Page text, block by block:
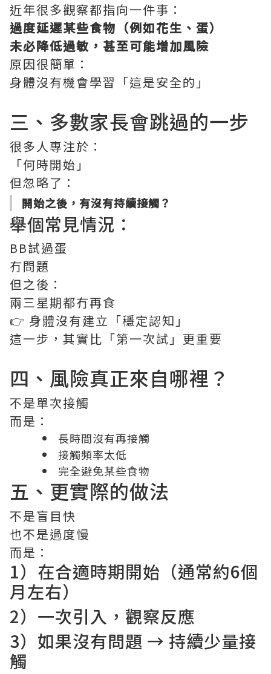
近年很多觀察都指向一件事：
過度延遲某些食物（例如花生、蛋）
未必降低過敏，甚至可能增加風險
原因很簡單：
身體沒有機會學習「這是安全的」
三、多數家長會跳過的一步
很多人專注於：
「何時開始」
但忽略了：
開始之後，有沒有持續接觸？
舉個常見情況：
BB試過蛋
冇問題
但之後：
兩三星期都冇再食
👉 身體沒有建立「穩定認知」
這一步，其實比「第一次試」更重要
四、風險真正來自哪裡？
不是單次接觸
而是：
長時間沒有再接觸
接觸頻率太低
完全避免某些食物
五、更實際的做法
不是盲目快
也不是過度慢
而是：
1）在合適時期開始（通常約6個
月左右）
2）一次引入，觀察反應
3）如果沒有問題 → 持續少量接
觸